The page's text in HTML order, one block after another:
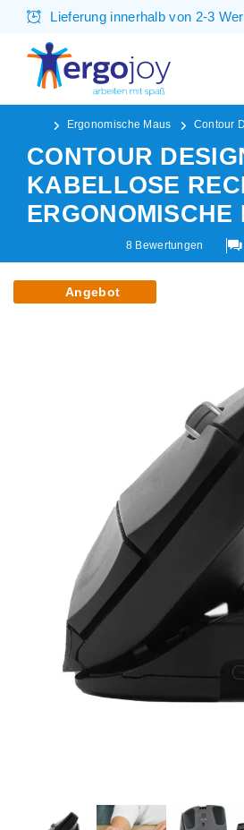
Lieferung innerhalb von 2-3
Ergonomische Maus Contour
CONTOUR
KABELLOSE
ERGONOMISCHE
8 Bewertungen
Angebot